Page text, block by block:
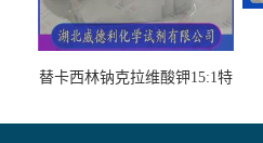
替卡西林钠克拉维酸钾15:1特